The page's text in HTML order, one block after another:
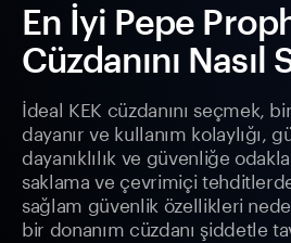
En İyi Pepe
Cüzdanını Nasıl
İdeal KEK cüzdanını seçmek,
dayanır ve kullanım kolaylığı,
dayanıklılık ve güvenliğe
saklama ve çevrimiçi
sağlam güvenlik özellikleri
bir donanım cüzdanı şiddetle